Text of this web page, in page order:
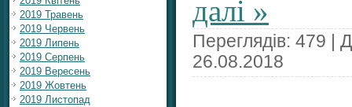
2019 Травень
2019 Червень
2019 Липень
2019 Серпень
2019 Вересень
2019 Жовтень
2019 Листопад
далі »
Переглядів: 479 |
26.08.2018